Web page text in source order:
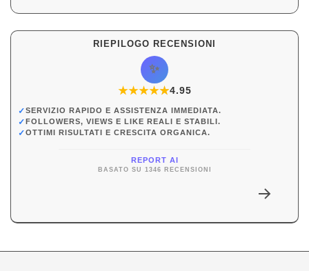
RIEPILOGO RECENSIONI
✨
★★★★★
★4.95
✓SERVIZIO RAPIDO E ASSISTENZA IMMEDIATA.
✓FOLLOWERS, VIEWS E LIKE REALI E STABILI.
✓OTTIMI RISULTATI E CRESCITA ORGANICA.
REPORT AI
BASATO SU 1346 RECENSIONI